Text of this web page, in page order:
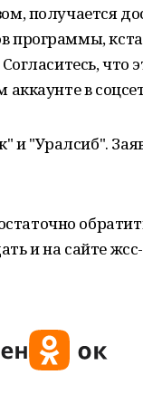
получается
программы,
что
в
и "Уралсиб".
и на сайте